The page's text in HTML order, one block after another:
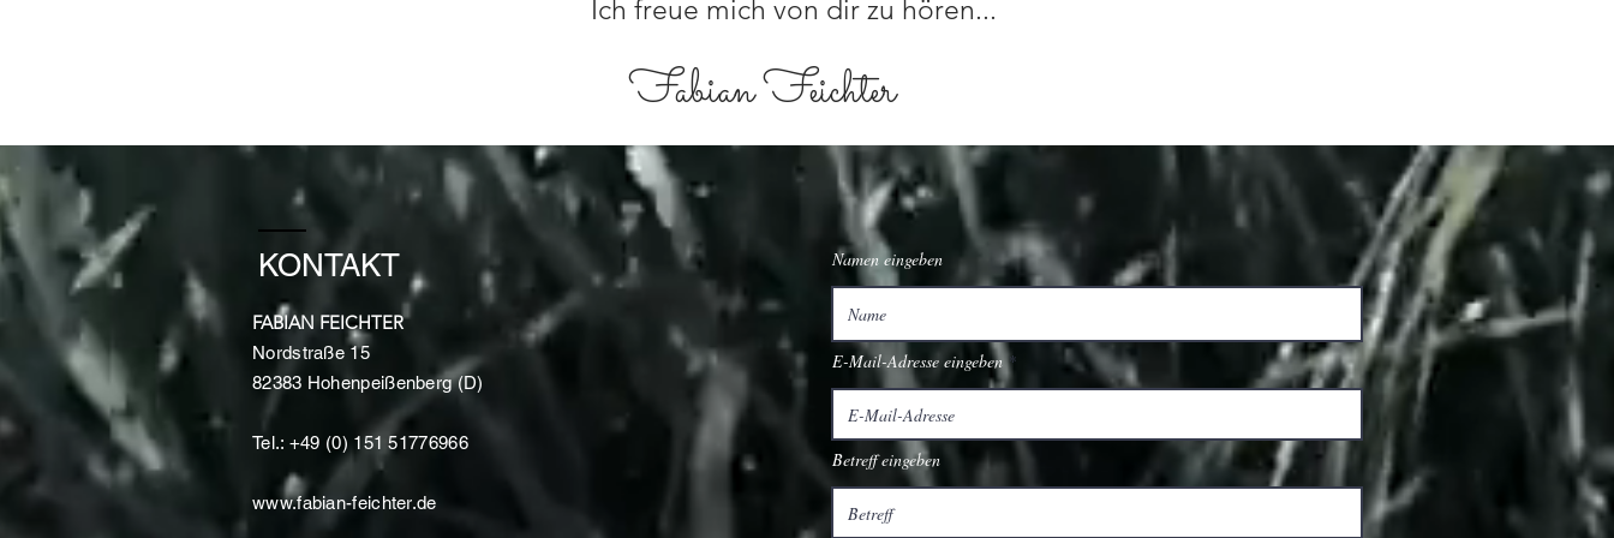
Ich freue mich von dir zu hören...
Fabian Feichter
KONTAKT
FABIAN FEICHTER
Nordstraße 15
82383 Hohenpeißenberg (D)
Tel.: +49 (0) 151 51776966
www.fabian-feichter.de
Namen eingeben
E-Mail-Adresse eingeben
Betreff eingeben